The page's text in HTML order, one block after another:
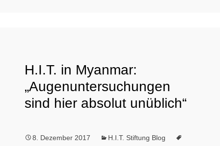
H.I.T. in Myanmar:
„Augenuntersuchungen
sind hier absolut unüblich“
8. Dezember 2017
H.I.T. Stiftung Blog